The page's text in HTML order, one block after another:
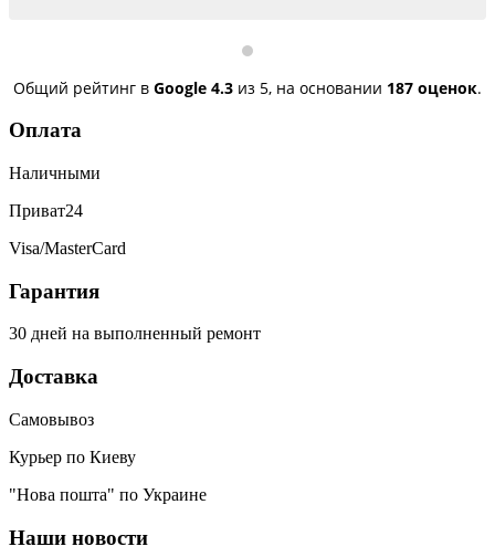
сегодня получила телефон, всё исправили, заряд
Общий рейтинг в Google 4.3 из 5, на основании 187 оценок.
Оплата
Наличными
Приват24
Visa/MasterCard
Гарантия
30 дней на выполненный ремонт
Доставка
Самовывоз
Курьер по Киеву
"Нова пошта" по Украине
Наши новости